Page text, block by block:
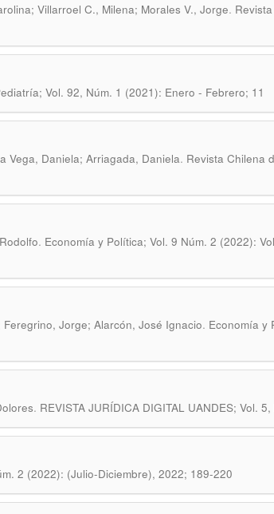
Villarroel C., Milena; Morales V., Jorge.
Vol. 92, Núm. 1 (2021): Enero - Febrero; 11
Vega, Daniela; Arriagada, Daniela. Revista Chilena
. Economía y Política; Vol. 9 Núm. 2 (2022):
Jorge; Alarcón, José Ignacio. Economía y
. REVISTA JURÍDICA DIGITAL UANDES; Vol.
2 (2022): (Julio-Diciembre), 2022; 189-220